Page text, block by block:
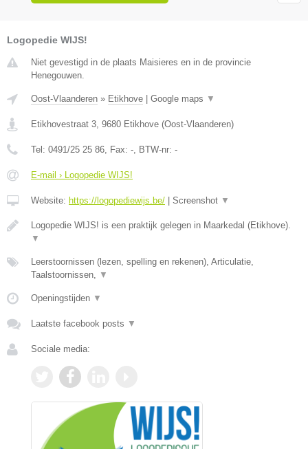
Logopedie WIJS!
Niet gevestigd in de plaats Maisieres en in de provincie
Henegouwen.
Oost-Vlaanderen » Etikhove Google maps ▼
Etikhovestraat 3, 9680 Etikhove (Oost-Vlaanderen)
Tel: 0491/25 25 86, Fax: -, BTW-nr: -
E-mail › Logopedie WIJS!
Website: https://logopediewijs.be/ Screenshot ▼
Logopedie WIJS! is een praktijk gelegen in Maarkedal (Etikhove).
▼
Leerstoornissen (lezen, spelling en rekenen), Articulatie,
Taalstoornissen, ▼
Openingstijden ▼
Laatste facebook posts ▼
Sociale media: